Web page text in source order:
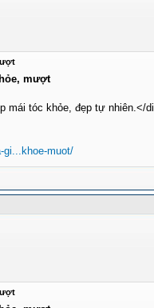
mượt
mái tóc khỏe, đẹp tự nhiên.</
gi...khoe-muot/